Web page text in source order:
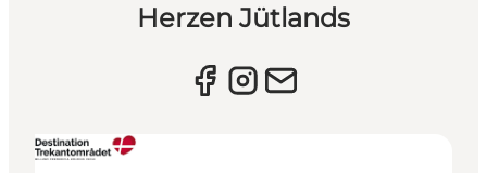
Herzen Jütlands